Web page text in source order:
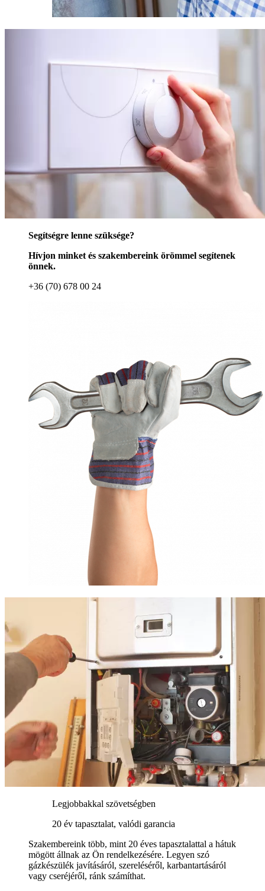
Segítségre lenne szüksége?
Hívjon minket és szakembereink örömmel segítenek
önnek.
+36 (70) 678 00 24
Legjobbakkal szövetségben
20 év tapasztalat, valódi garancia
Szakembereink több, mint 20 éves tapasztalattal a hátuk
mögött állnak az Ön rendelkezésére. Legyen szó
gázkészülék javításáról, szereléséről, karbantartásáról
vagy cseréjéről, ránk számíthat.